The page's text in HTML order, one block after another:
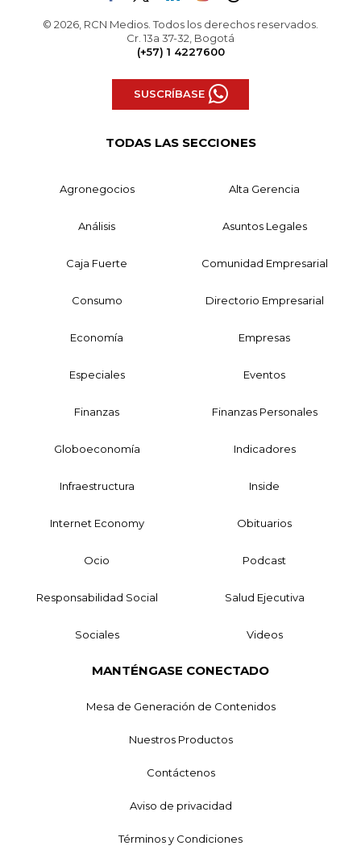
© 2026, RCN Medios. Todos los derechos reservados.
Cr. 13a 37-32, Bogotá
(+57) 1 4227600
SUSCRÍBASE
TODAS LAS SECCIONES
Agronegocios Alta Gerencia
Análisis Asuntos Legales
Caja Fuerte Comunidad Empresarial
Consumo Directorio Empresarial
Economía Empresas
Especiales Eventos
Finanzas Finanzas Personales
Globoeconomía Indicadores
Infraestructura Inside
Internet Economy Obituarios
Ocio Podcast
Responsabilidad Social Salud Ejecutiva
Sociales Videos
MANTÉNGASE CONECTADO
Mesa de Generación de Contenidos
Nuestros Productos
Contáctenos
Aviso de privacidad
Términos y Condiciones